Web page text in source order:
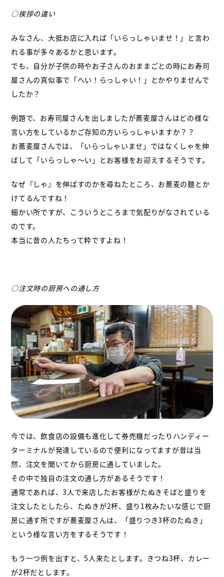
○挨拶の違い
みなさん、大抵お店に入れば「いらっしゃいませ！」と言わ
れる事が多々あるかと思います。
でも、自分が子供の時やお子さんのおままごとの時にお寿司
屋さんの真似事で「へい！らっしゃい！」とかやりませんで
したか？
例題で、お寿司屋さんを出しましたが蕎麦屋さんはどの様な
言い方をしているかご存知の方いらっしゃいますか？？
お蕎麦屋さんでは、「いらっしゃいませ」ではなくしゃを伸
ばして「いらっしゃ〜い」とお客様をお迎えするそうです。
なぜ『しゃ』を伸ばすのかを尋ねたところ、お蕎麦の麺とか
けてるんですね！
細かい所ですが、こういうところまで気配りがなされている
のです。
本当に昔の人たちって粋ですよね！
○注文時の厨房への通し方
今では、飲食店の設備も進化して券売機だったりハンディー
ターミナルが発達しているので便利になってますが昔は当
然、注文を聞いてから厨房に通していました。
その中で独自の注文の通し方があるそうです！
通常であれば、3人で来店したお客様がたぬきそばと盛りを
注文したとしたら、 たぬきが2杯、盛り1枚みたいな感じで厨
房に通す所ですが蕎麦屋さんは、「盛りつき3杯のたぬき」
という様な言い方をするそうです！
もう一つ例を出すと、5人来たとします。きつね3杯、カレー
が2杯だとします。